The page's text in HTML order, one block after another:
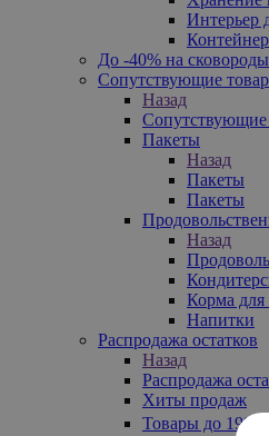
Интерьер
До -40% на сковороды
Сопутствующие
Назад
Сопутствующие
Пакеты
Назад
Пакеты
Пакеты
Назад
Корма
Напитки
Распродажа остатков
Назад
Распродажа
Хиты продаж
Товары до 199₽